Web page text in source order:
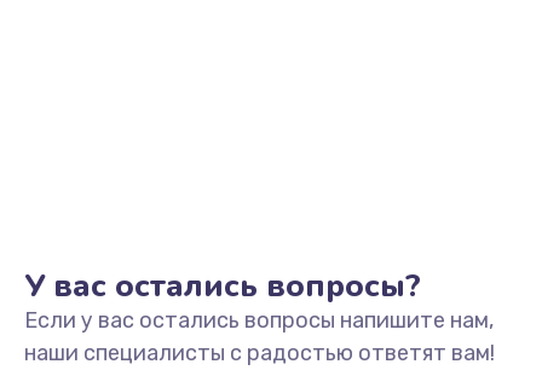
Замена/Pемонт карбюратора
1300 руб.
У вас остались вопросы?
Если у вас остались вопросы напишите нам,
наши специалисты с радостью ответят вам!